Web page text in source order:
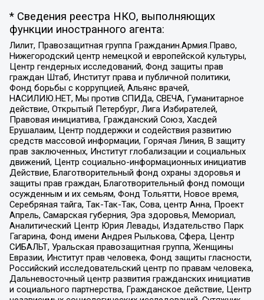
* Сведения реестра НКО, выполняющих
функции иностранного агента:
Лилит, Правозащитная группа Гражданин.Армия.Право,
Нижегородский центр немецкой и европейской культуры,
Центр гендерных исследований, Фонд защиты прав
граждан Штаб, Институт права и публичной политики,
Фонд борьбы с коррупцией, Альянс врачей,
НАСИЛИЮ.НЕТ, Мы против СПИДа, СВЕЧА, Гуманитарное
действие, Открытый Петербург, Лига Избирателей,
Правовая инициатива, Гражданский Союз, Хасдей
Ерушалаим, Центр поддержки и содействия развитию
средств массовой информации, Горячая Линия, В защиту
прав заключенных, Институт глобализации и социальных
движений, Центр социально-информационных инициатив
Действие, Благотворительный фонд охраны здоровья и
защиты прав граждан, Благотворительный фонд помощи
осужденным и их семьям, Фонд Тольятти, Новое время,
Серебряная тайга, Так-Так-Так, Сова, центр Анна, Проект
Апрель, Самарская губерния, Эра здоровья, Мемориал,
Аналитический Центр Юрия Левады, Издательство Парк
Гагарина, Фонд имени Андрея Рылькова, Сфера, Центр
СИБАЛЬТ, Уральская правозащитная группа, Женщины
Евразии, Институт прав человека, Фонд защиты гласности,
Российский исследовательский центр по правам человека,
Дальневосточный центр развития гражданских инициатив
и социального партнерства, Гражданское действие, Центр